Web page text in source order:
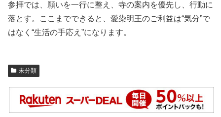
参拝では、願いを一行に整え、寺の案内を優先し、行動に
落とす。ここまでできると、愛染明王のご利益は“気分”で
はなく“生活の手応え”になります。
未分類